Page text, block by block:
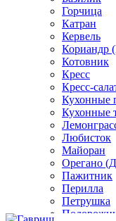
Горчица
Катран
Кервель
Кориандр
Котовник
Кресс
Кресс-
Кухонные
Кухонные
Любисток
Майоран
Орегано
Пажитник
Перилла
Петрушка